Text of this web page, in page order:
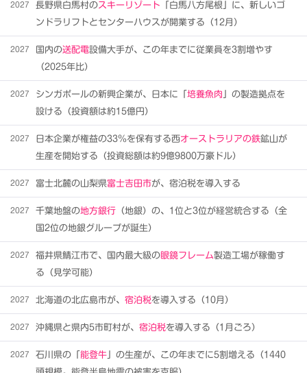
2027 長野県白馬村のスキーリゾート 「白馬八方尾根」に、新しいゴ
ンドラリフトとセンターハウスが開業する（12月）
2027 国内の送配電設備大手が、この年までに従業員を3割増やす
（2025年比）
2027 シンガポールの新興企業が、日本に「 培養魚肉 」の製造拠点を
設ける（投資額は約15億円）
2027 日本企業が権益の33％を保有する西オーストラリアの鉄鉱山が
生産を開始する（投資総額は約9億9800万豪ドル）
2027 富士北麓の山梨県富士吉田市が、宿泊税を導入する
2027 千葉地盤の地方銀行 （地銀）の、1位と3位が経営統合する（全
国2位の地銀グループが誕生）
2027 福井県鯖江市で、国内最大級の眼鏡フレーム製造工場が稼働す
る（見学可能）
2027 北海道の北広島市が、 宿泊税を導入する（10月）
2027 沖縄県と県内5市町村が、 宿泊税を導入する（1月ごろ）
2027 石川県の「 能登牛 」の生産が、この年までに5割増える（1440